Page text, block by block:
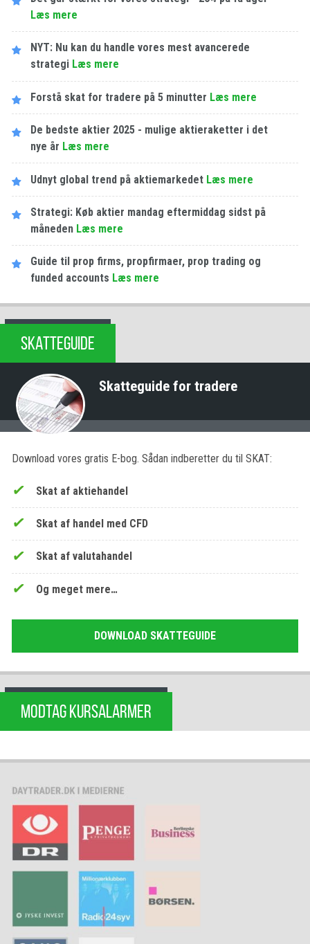
Læs mere
NYT: Nu kan du handle vores mest avancerede
strategi Læs mere
Forstå skat for tradere på 5 minutter Læs mere
De bedste aktier 2025 - mulige aktieraketter i det
nye år Læs mere
Udnyt global trend på aktiemarkedet Læs mere
Strategi: Køb aktier mandag eftermiddag sidst på
måneden Læs mere
Guide til prop firms, propfirmaer, prop trading og
funded accounts Læs mere
SKATTEGUIDE
Skatteguide for tradere
Download vores gratis E-bog. Sådan indberetter du til SKAT:
Skat af aktiehandel
Skat af handel med CFD
Skat af valutahandel
Og meget mere…
DOWNLOAD SKATTEGUIDE
MODTAG KURSALARMER